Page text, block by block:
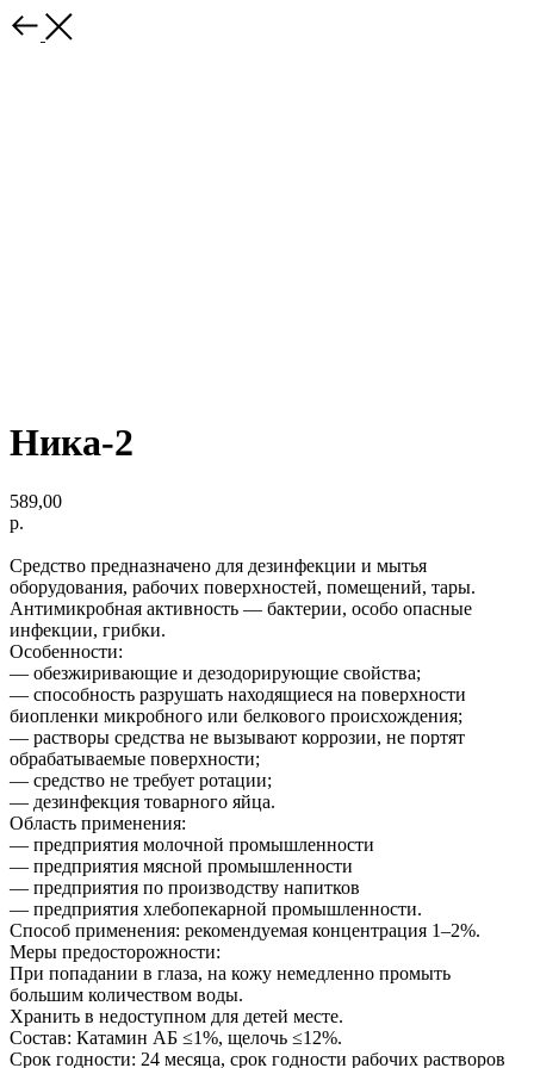
Ника-2
589,00
р.
Средство предназначено для дезинфекции и мытья
оборудования, рабочих поверхностей, помещений, тары.
Антимикробная активность — бактерии, особо опасные
инфекции, грибки.
Особенности:
— обезжиривающие и дезодорирующие свойства;
— способность разрушать находящиеся на поверхности
биопленки микробного или белкового происхождения;
— растворы средства не вызывают коррозии, не портят
обрабатываемые поверхности;
— средство не требует ротации;
— дезинфекция товарного яйца.
Область применения:
— предприятия молочной промышленности
— предприятия мясной промышленности
— предприятия по производству напитков
— предприятия хлебопекарной промышленности.
Способ применения: рекомендуемая концентрация 1–2%.
Меры предосторожности:
При попадании в глаза, на кожу немедленно промыть
большим количеством воды.
Хранить в недоступном для детей месте.
Состав: Катамин АБ ≤1%, щелочь ≤12%.
Срок годности: 24 месяца, срок годности рабочих растворов